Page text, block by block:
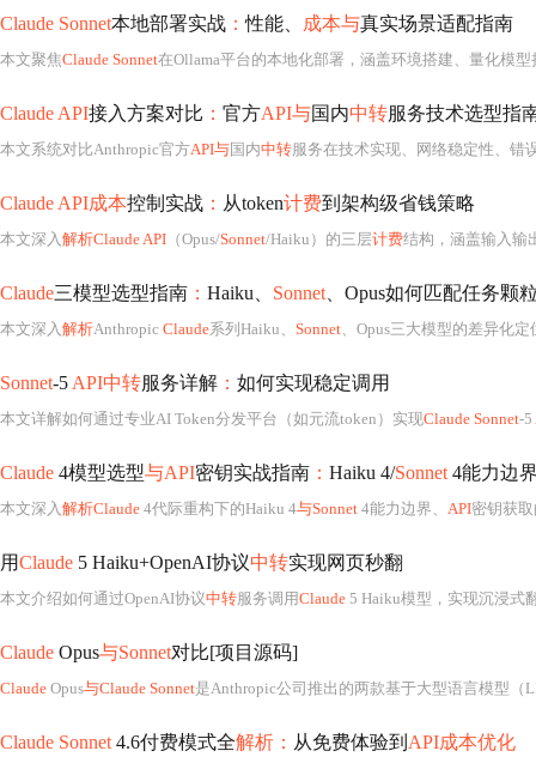
Claude Sonnet本地部署实战 ：性能、 成本与真实场景适配指南
本文聚焦Claude Sonnet在Ollama平台的本地化部署，涵盖环境搭建、量化模型拉取、Cursor Pro直连配置及性能调优。通过真实场景测
Claude API接入方案对比 ： 官方API与国内中转服务技术选型指
本文系统对比Anthropic官方API与国内中转服务在技术实现、网络稳定性、错
Claude API成本控制实战 ： 从token计费到架构级省钱策略
本文深入解析Claude API （Opus/Sonnet/Haiku）的三层计费结构，涵盖输入输
Claude三模型选型指南 ： Haiku、 Sonnet 、Opus如何匹配任务颗
本文深入解析Anthropic Claude系列Haiku、 Sonnet、Opus三大模型的差异化定
Sonnet-5 API中转服务详解 ： 如何实现稳定调用
本文详解如何通过专业AI Token分发平台（如元流token）实现Claude Sonnet-5
Claude 4模型选型与API密钥实战指南 ： Haiku 4/Sonnet 4能力边
本文深入解析Claude 4代际重构下的Haiku 4与Sonnet 4能力边界、 API密钥获取的合规门槛（含地域限制绕过方案）、
用Claude 5 Haiku+OpenAI协议中转实现网页秒翻
本文介绍如何通过OpenAI协议中转服务调用Claude 5 Haiku模型，实现沉浸式翻译插件的高性能网页翻译。核
Claude Opus与Sonnet对比[项目源码]
Claude Opus与Claude Sonnet是Anthropic公司推出的两款基于大型语言模型（
Claude Sonnet 4.6付费模式全解析： 从免费体验到 API成本优化